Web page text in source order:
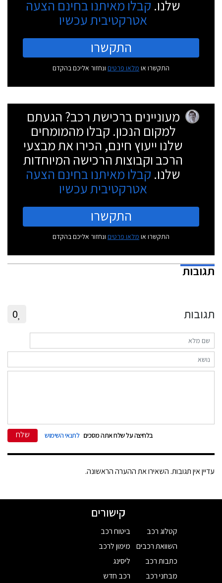
שלנו. קבלו מאיתנו בחינם הצעה
אטרקטיבית עכשיו
התקשרו
התקשרו או מלאו פרטים ונחזור אליכם בהקדם
מעוניינים ברכישת רכב? הגעתם
למקום הנכון. קבלו מהמומחים
שלנו ייעוץ חינם, הכירו את מבצעי
הרכב וקבוצות הרכישה המיוחדות
שלנו. קבלו מאיתנו בחינם הצעה
אטרקטיבית עכשיו
התקשרו
התקשרו או מלאו פרטים ונחזור אליכם בהקדם
תגובות
תגובות 0
בלחיצה על שלח אתה מסכים לתנאי השימוש שלח
עדיין אין תגובות. השאירו את ההערה הראשונה.
קישורים
קטלוג רכב
השוואת רכבים
כתבות רכב
מבחני רכב
ביטוח רכב
מימון לרכב
ליסינג
רכב חדש